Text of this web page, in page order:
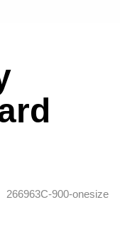
266963C-900-onesize